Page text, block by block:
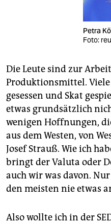
Petra
Foto:
Die Leute sind zur
Produktionsmittel. Viele
gesessen und Skat
etwas grundsätzlich
wenigen Hoffnungen,
aus dem Westen, von
Josef Strauß. Wie ich
bringt der Valuta oder
auch wir was davon.
den meisten nie etwas
Also wollte ich in der